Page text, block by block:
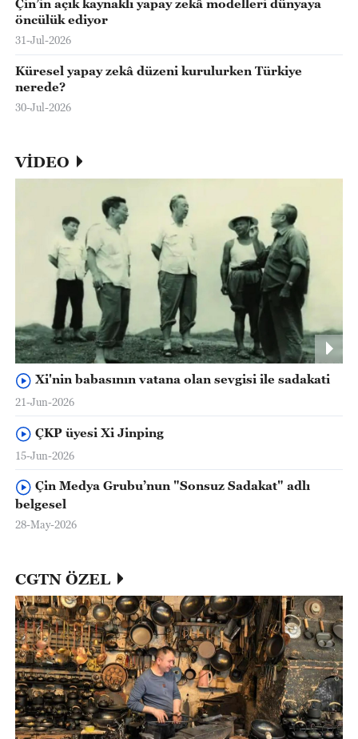
Çin’in açık kaynaklı yapay zekâ modelleri dünyaya
öncülük ediyor
31-Jul-2026
Küresel yapay zekâ düzeni kurulurken Türkiye
nerede?
30-Jul-2026
VİDEO
Xi'nin babasının vatana olan sevgisi ile sadakati
21-Jun-2026
ÇKP üyesi Xi Jinping
15-Jun-2026
Çin Medya Grubu’nun "Sonsuz Sadakat" adlı
belgesel
28-May-2026
CGTN ÖZEL